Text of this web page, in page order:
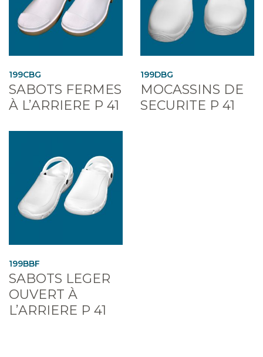
199CBG
SABOTS FERMES
À L’ARRIERE P 41
199DBG
MOCASSINS DE
SECURITE P 41
199BBF
SABOTS LEGER
OUVERT À
L’ARRIERE P 41